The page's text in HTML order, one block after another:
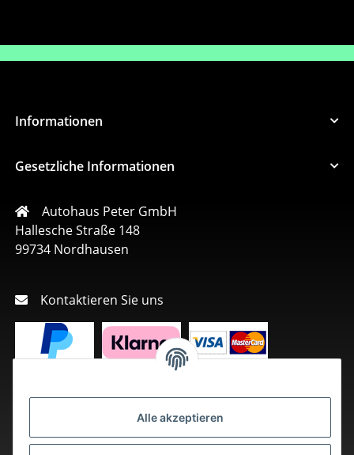
Alle akzeptieren
Informationen
Gesetzliche Informationen
Autohaus Peter GmbH
Hallesche Straße 148
99734 Nordhausen
Kontaktieren Sie uns